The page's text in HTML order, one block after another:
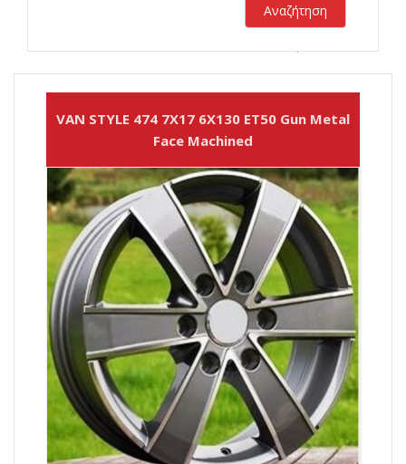
Αναζήτηση
VAN STYLE 474 7X17 6X130 ET50 Gun Metal
Face Machined